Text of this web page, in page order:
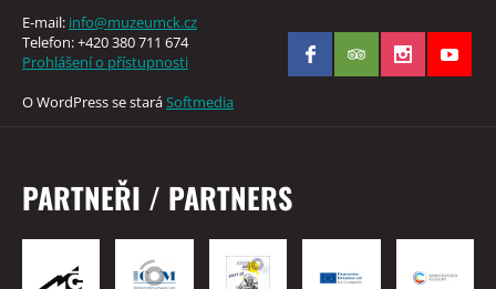
E-mail: info@muzeumck.cz
Telefon: +420 380 711 674
Prohlášení o přístupnosti
O WordPress se staráSoftmedia
PARTNEŘI / PARTNERS